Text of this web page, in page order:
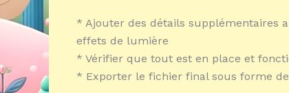
* Ajouter des détails supplémentaires
effets de lumière
* Vérifier que tout est en place et
* Exporter le fichier final sous forme de